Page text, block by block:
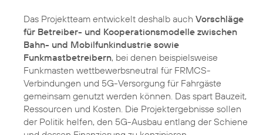
Das Projektteam entwickelt deshalb auch Vorschläge
für Betreiber- und Kooperationsmodelle zwischen
Bahn- und Mobilfunkindustrie sowie
Funkmastbetreibern, bei denen beispielsweise
Funkmasten wettbewerbsneutral für FRMCS-
Verbindungen und 5G-Versorgung für Fahrgäste
gemeinsam genutzt werden können. Das spart Bauzeit,
Ressourcen und Kosten. Die Projektergebnisse sollen
der Politik helfen, den 5G-Ausbau entlang der Schiene